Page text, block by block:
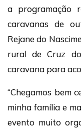
a programação
caravanas de
Rejane do
rural de Cruz
caravana para
“Chegamos bem
minha família e
evento muito